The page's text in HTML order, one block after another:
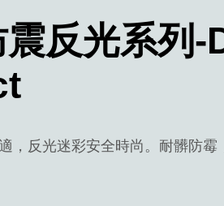
反光系列-
，反光迷彩安全時尚。耐髒防霉